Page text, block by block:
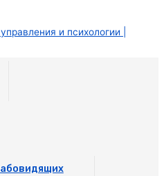
и психологии |